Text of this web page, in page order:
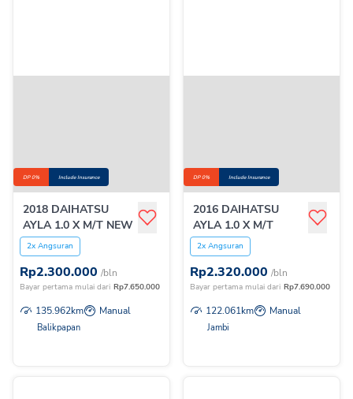
DP 0% Include Insurance
2018 DAIHATSU
AYLA 1.0 X M/T NEW
2x Angsuran
Rp2.300.000 /bln
Bayar pertama mulai dari Rp7.650.000
135.962km Manual
Balikpapan
DP 0% Include Insurance
2016 DAIHATSU
AYLA 1.0 X M/T
2x Angsuran
Rp2.320.000 /bln
Bayar pertama mulai dari Rp7.690.000
122.061km Manual
Jambi